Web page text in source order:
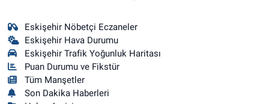
Eskişehir Nöbetçi Eczaneler
Eskişehir Hava Durumu
Eskişehir Trafik Yoğunluk Haritası
Puan Durumu ve Fikstür
Tüm Manşetler
Son Dakika Haberleri